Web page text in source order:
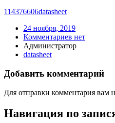
114376606datasheet
24 ноября, 2019
Комментариев нет
Администратор
datasheet
Добавить комментарий
Для отправки комментария вам
Навигация по